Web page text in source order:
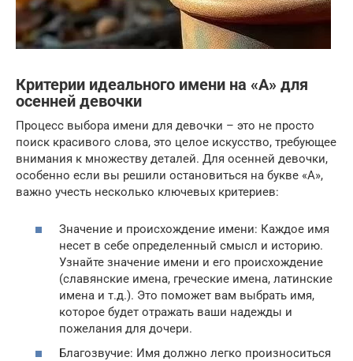
Критерии идеального имени на «А» для
осенней девочки
Процесс выбора имени для девочки – это не просто
поиск красивого слова, это целое искусство, требующее
внимания к множеству деталей. Для осенней девочки,
особенно если вы решили остановиться на букве «А»,
важно учесть несколько ключевых критериев:
Значение и происхождение имени: Каждое имя
несет в себе определенный смысл и историю.
Узнайте значение имени и его происхождение
(славянские имена, греческие имена, латинские
имена и т.д.). Это поможет вам выбрать имя,
которое будет отражать ваши надежды и
пожелания для дочери.
Благозвучие: Имя должно легко произноситься